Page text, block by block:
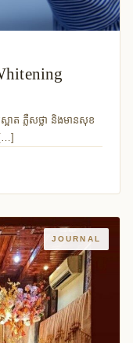
ាត ភ្លឺសថ្លា និងមានសុខ
JOURNAL